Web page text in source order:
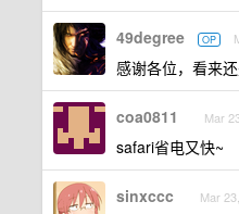
49degree OP
感谢各位，看来
coa0811 Mar
safari省电又快~
sinxccc Mar